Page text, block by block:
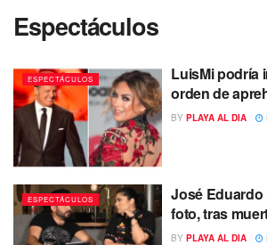
Espectáculos
ESPECTÁCULOS
LuisMi podría
orden de
BY PLAYA AL DIA
ESPECTÁCULOS
José Eduardo
foto, tras
BY PLAYA AL DIA